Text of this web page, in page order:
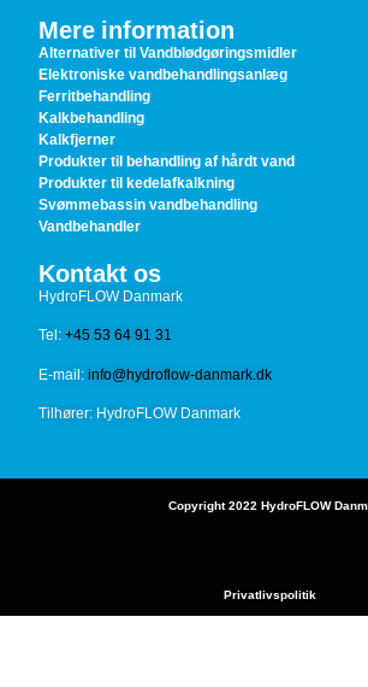
Mere information
Alternativer til Vandblødgøringsmidler
Elektroniske vandbehandlingsanlæg
Ferritbehandling
Kalkbehandling
Kalkfjerner
Produkter til behandling af hårdt vand
Produkter til kedelafkalkning
Svømmebassin vandbehandling
Vandbehandler
Kontakt os
HydroFLOW Danmark
Tel:+45 53 64 91 31
E-mail:info@hydroflow-danmark.dk
Tilhører: HydroFLOW Danmark
© Copyright 2022 HydroFLOW
Privatlivspolitik